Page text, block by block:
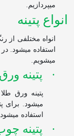
می‏پردازیم.
انواع پتینه
انواه مختلفی از
استفاده میشود. در
میشویم.
· پتینه
پتینه ورق
میشود. برای
استفاده میشود
· پتینه